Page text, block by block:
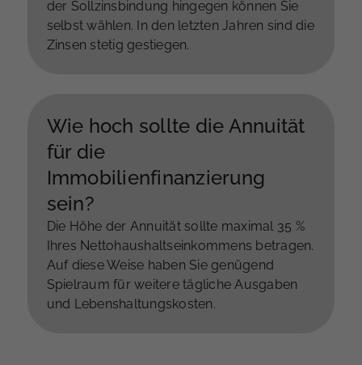
der Sollzinsbindung hingegen können Sie
selbst wählen. In den letzten Jahren sind die
Zinsen stetig gestiegen.
Wie hoch sollte die Annuität
für die
Immobilienfinanzierung
sein?
Die Höhe der Annuität sollte maximal 35 %
Ihres Nettohaushaltseinkommens betragen.
Auf diese Weise haben Sie genügend
Spielraum für weitere tägliche Ausgaben
und Lebenshaltungskosten.